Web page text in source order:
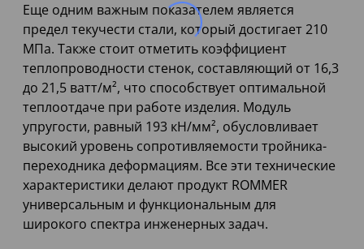
Еще одним важным показателем является
предел текучести стали, который достигает 210
МПа. Также стоит отметить коэффициент
теплопроводности стенок, составляющий от 16,3
до 21,5 ватт/м², что способствует оптимальной
теплоотдаче при работе изделия. Модуль
упругости, равный 193 кН/мм², обусловливает
высокий уровень сопротивляемости тройника-
переходника деформациям. Все эти технические
характеристики делают продукт ROMMER
универсальным и функциональным для
широкого спектра инженерных задач.